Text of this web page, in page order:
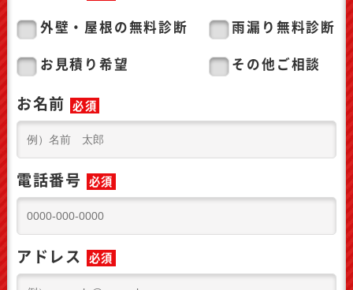
外壁・屋根の無料診断 雨漏り無料診断
お見積り希望 その他ご相談
お名前 必須
電話番号 必須
アドレス 必須